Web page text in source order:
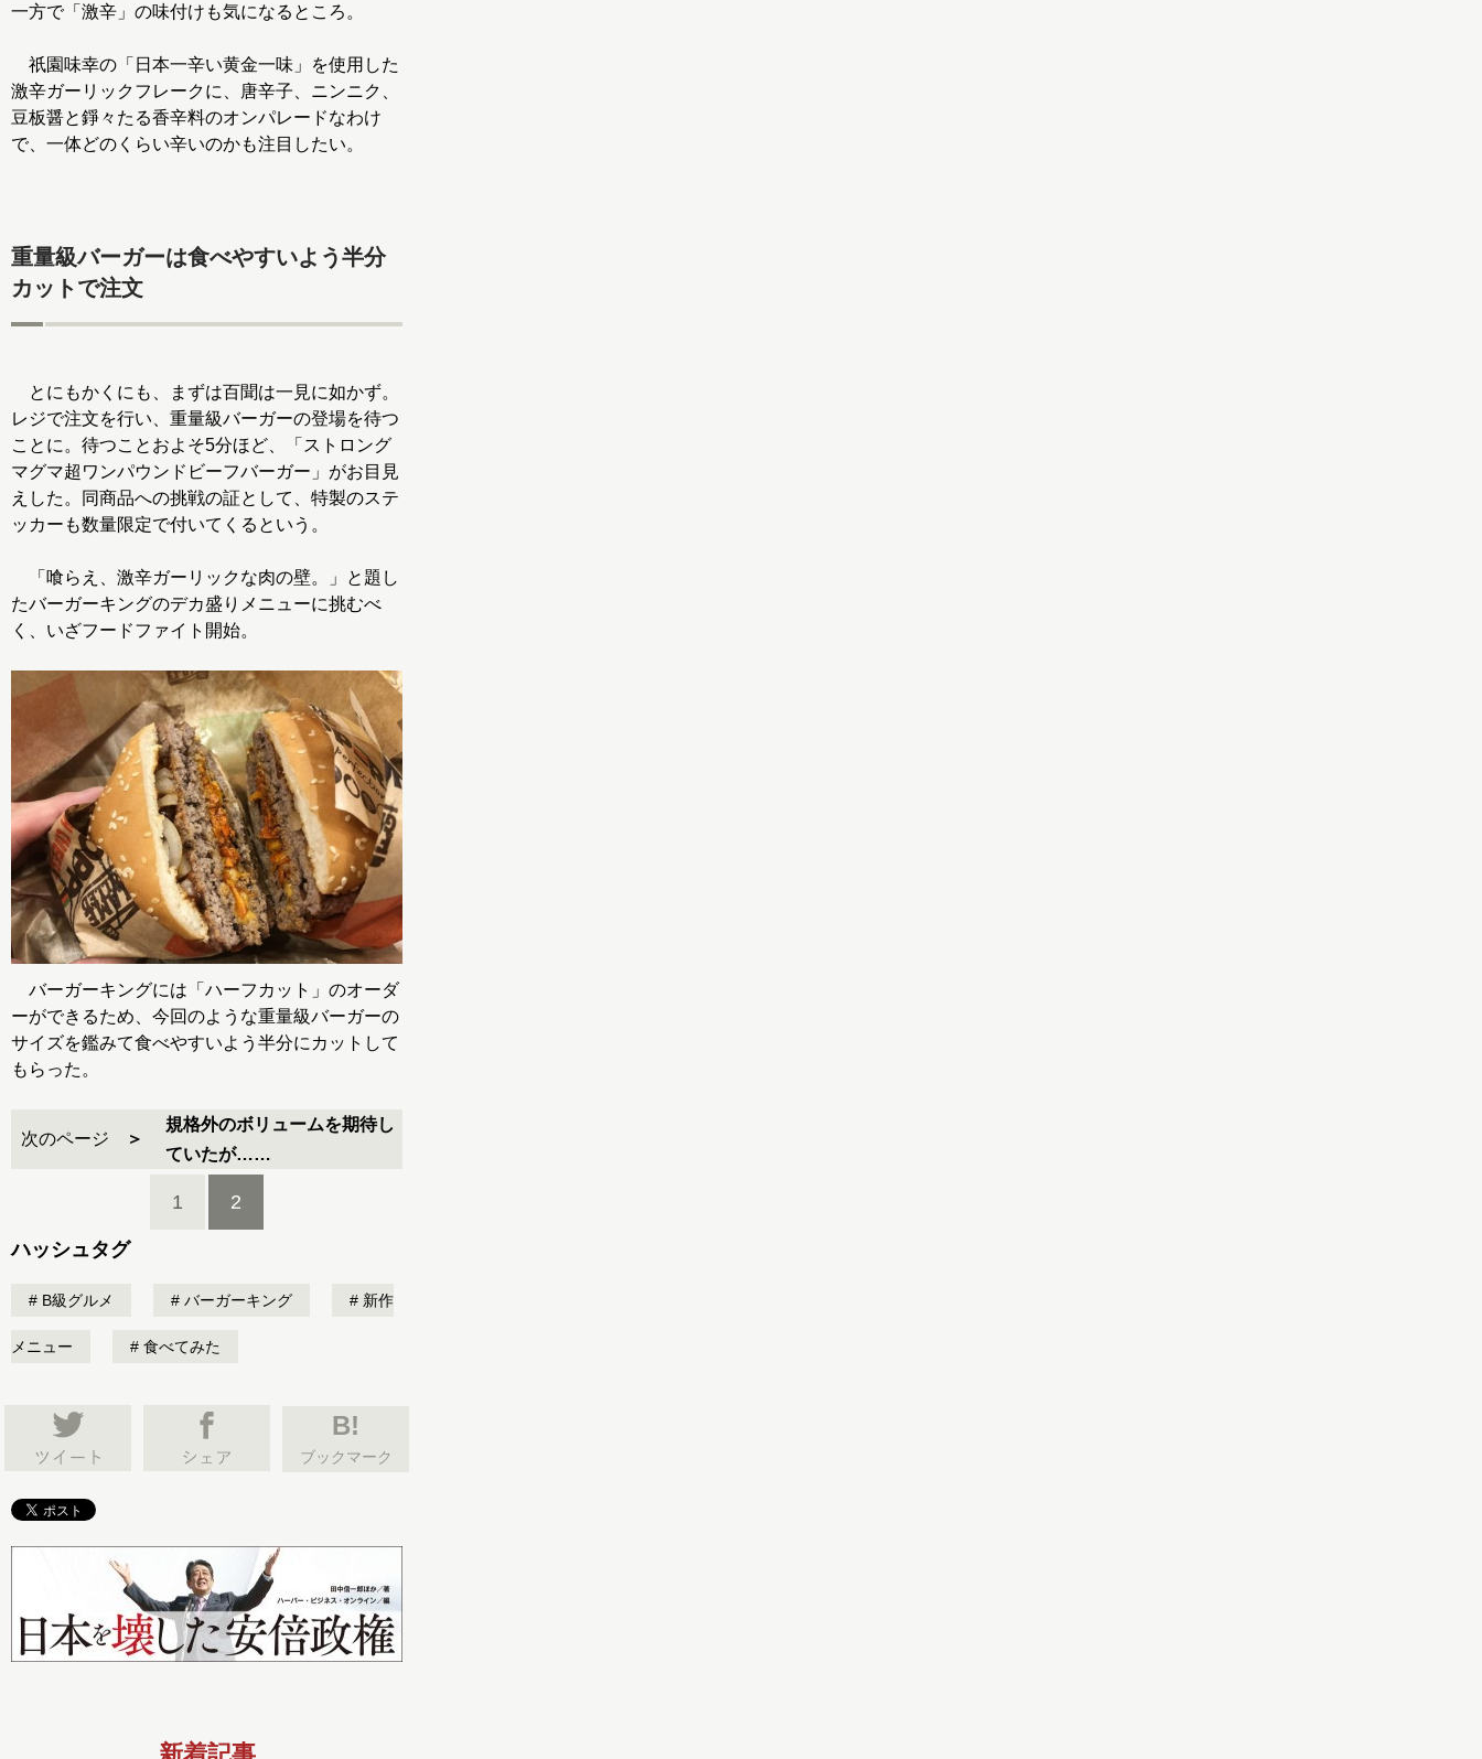
一方で「激辛」の味付けも気になるところ。
祇園味幸の「日本一辛い黄金一味」を使用した
激辛ガーリックフレークに、唐辛子、ニンニク、
豆板醤と錚々たる香辛料のオンパレードなわけ
で、一体どのくらい辛いのかも注目したい。
重量級バーガーは食べやすいよう半分
カットで注文
とにもかくにも、まずは百聞は一見に如かず。
レジで注文を行い、重量級バーガーの登場を待つ
ことに。待つことおよそ5分ほど、「ストロング
マグマ超ワンパウンドビーフバーガー」がお目見
えした。同商品への挑戦の証として、特製のステ
ッカーも数量限定で付いてくるという。
「喰らえ、激辛ガーリックな肉の壁。」と題し
たバーガーキングのデカ盛りメニューに挑むべ
く、いざフードファイト開始。
バーガーキングには「ハーフカット」のオーダ
ーができるため、今回のような重量級バーガーの
サイズを鑑みて食べやすいよう半分にカットして
もらった。
次のページ
規格外のボリュームを期待し
ていたが……
1 2
ハッシュタグ
B級グルメ バーガーキング 新作
メニュー 食べてみた
B!
ブックマーク